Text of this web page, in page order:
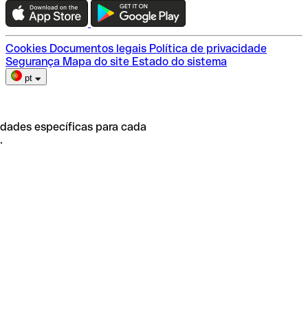
Escolha do plano
Cookies Documentos legais Política de privacidade
Segurança Mapa do site Estado do sistema
pt
específicas para cada